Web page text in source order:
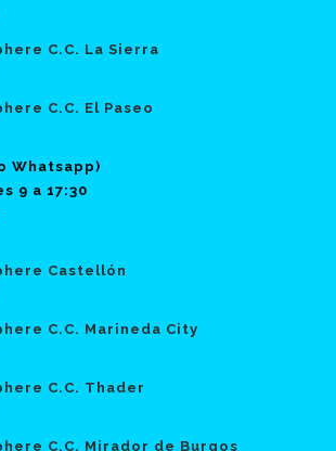
C.C. La Sierra
C.C. El Paseo
Whatsapp)
9 a 17:30
Castellón
C.C. Marineda City
C.C. Thader
C.C. Mirador de Burgos